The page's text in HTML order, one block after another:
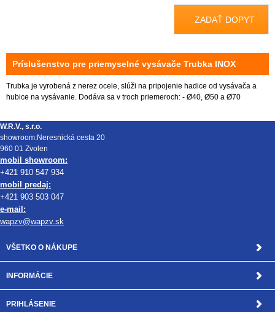
ZADAŤ DOPYT
Príslušenstvo pre priemyselné vysávače Trubka INOX
Trubka je vyrobená z nerez ocele, slúži na pripojenie hadice od vysávača a
hubice na vysávanie. Dodáva sa v troch priemeroch: - Ø40, Ø50 a Ø70
W.R.V., s.r.o.
showroom:Neresnická cesta 20
960 01 Zvolen
mobil showroom:
+421 910 547 934
mobil predaj:
+421 903 503 047
e-mail:
wapzv@wapzv.sk
VŠETKO O NÁKUPE
INFORMÁCIE
PRIHLÁSENIE